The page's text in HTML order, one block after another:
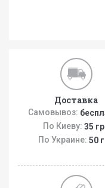
Доставка
Самовывоз:
По Киеву: 35
По Украине: 50